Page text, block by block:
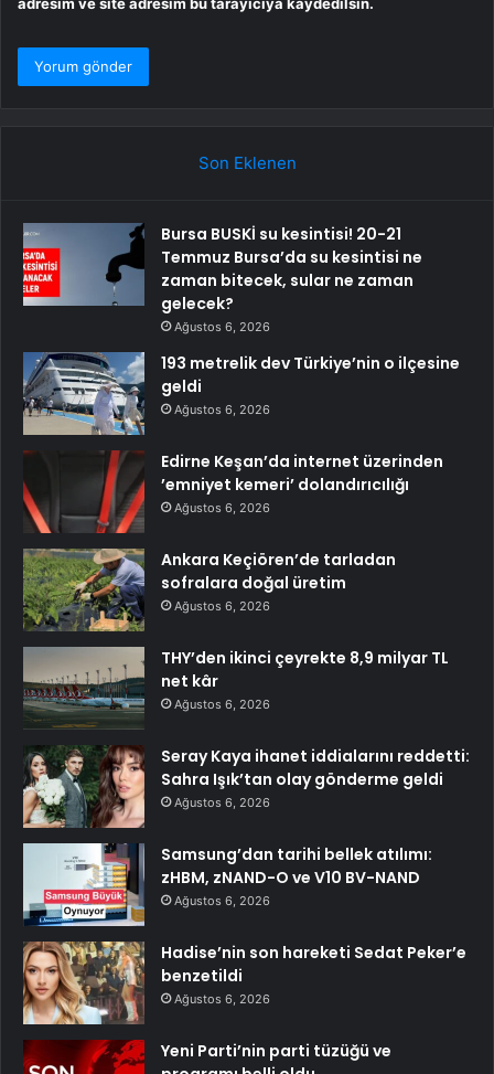
Son Eklenen
Bursa BUSKİ su kesintisi! 20-21
Temmuz Bursa’da su kesintisi ne
zaman bitecek, sular ne zaman
gelecek?
Ağustos 6, 2026
193 metrelik dev Türkiye’nin o ilçesine
geldi
Ağustos 6, 2026
Edirne Keşan’da internet üzerinden
’emniyet kemeri’ dolandırıcılığı
Ağustos 6, 2026
Ankara Keçiören’de tarladan
sofralara doğal üretim
Ağustos 6, 2026
THY’den ikinci çeyrekte 8,9 milyar TL
net kâr
Ağustos 6, 2026
Seray Kaya ihanet iddialarını reddetti:
Sahra Işık’tan olay gönderme geldi
Ağustos 6, 2026
Samsung’dan tarihi bellek atılımı:
zHBM, zNAND-O ve V10 BV-NAND
Ağustos 6, 2026
Hadise’nin son hareketi Sedat Peker’e
benzetildi
Ağustos 6, 2026
Yeni Parti’nin parti tüzüğü ve